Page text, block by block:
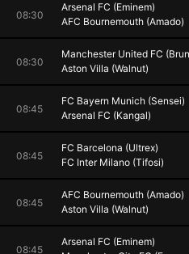
08:30
Arsenal FC (Eminem)
AFC Bournemouth (Amado)
08:30
Manchester United FC
Aston Villa (Walnut)
08:45
FC Bayern Munich (Sensei)
Arsenal FC (Kangal)
08:45
FC Barcelona (Ultrex)
FC Inter Milano (Tifosi)
08:45
AFC Bournemouth (Amado)
Aston Villa (Walnut)
08:45
Arsenal FC (Eminem)